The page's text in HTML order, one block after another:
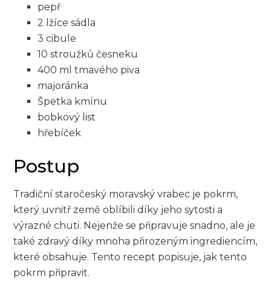
pepř
2 lžíce⁢ sádla
3 cibule
10 stroužků ⁢česneku
400​ ml tmavého piva
majoránka
Špetka kmínu
bobkový list
hřebíček
Postup
Tradiční staročeský​ moravský vrabec ⁣je pokrm,
který uvnitř země oblíbili⁢ díky jeho sytosti a
výrazné chuti. Nejenže ⁤se připravuje snadno, ⁢ale je
také zdravý díky mnoha přirozeným ingrediencím,
​které obsahuje. Tento recept ‌popisuje, jak tento
pokrm připravit.